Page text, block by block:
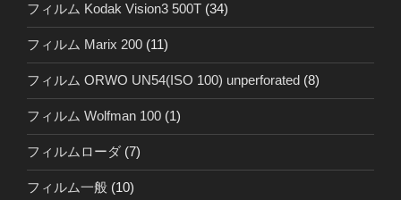
フィルム Kodak Vision3 500T (34)
フィルム Marix 200 (11)
フィルム ORWO UN54(ISO 100) unperforated (8)
フィルム Wolfman 100 (1)
フィルムローダ (7)
フィルム一般 (10)